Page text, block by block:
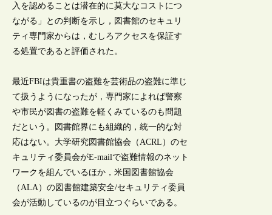
入を認めることは潜在的に莫大なコストにつ
ながる」との判断を示し，図書館のセキュリ
ティ専門家からは，むしろアクセスを保証す
る処置であると評価された。
最近FBIは貴重書の盗難を芸術品の盗難に準じ
て扱うようになったが，専門家によれば警察
や市民が図書の盗難を軽くみているのも問題
だという。図書館界にも組織的，統一的な対
応はない。大学研究図書館協会（ACRL）のセ
キュリティ委員会がE-mailで盗難情報のネット
ワークを組んでいるほか，米国図書館協会
（ALA）の図書館建築安全/セキュリティ委員
会が活動しているのが目立つぐらいである。